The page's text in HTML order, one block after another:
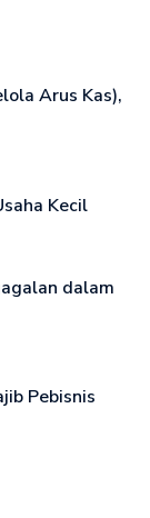
Arus Kas),
Kecil
dalam
Pebisnis